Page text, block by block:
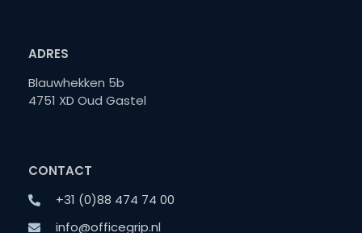
ADRES
Blauwhekken 5b
4751 XD Oud Gastel
CONTACT
+31 (0)88 474 74 00
info@officegrip.nl